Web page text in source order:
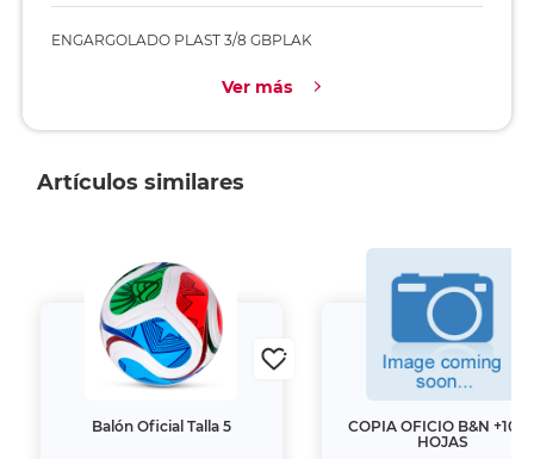
ENGARGOLADO PLAST 3/8 GBPLAK
Ver más
Artículos similares
Balón Oficial Talla 5
COPIA OFICIO B&N
HOJAS